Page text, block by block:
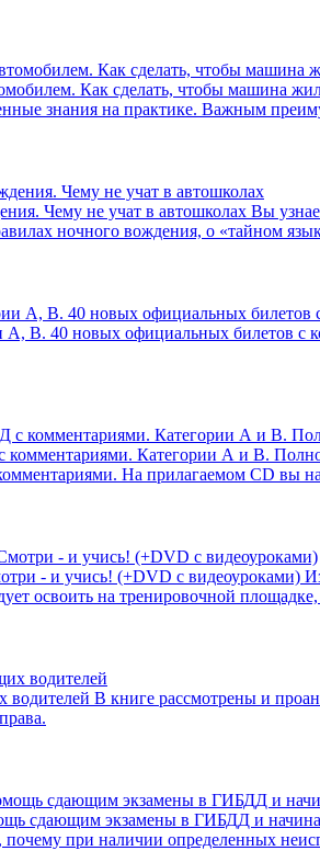
Как сделать, чтобы машина
знания на практике. Важным
Чему не учат в автошколах Вы
ночного вождения, о «тайном
В. 40 новых официальных билетов с
комментариями. Категории А и В.
На прилагаемом CD вы
- и учись! (+DVD с видеоуроками)
освоить на тренировочной
В книге рассмотрены и
сдающим экзамены в ГИБДД и
почему при наличии определенных